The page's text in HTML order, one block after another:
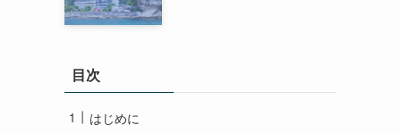
目次
はじめに